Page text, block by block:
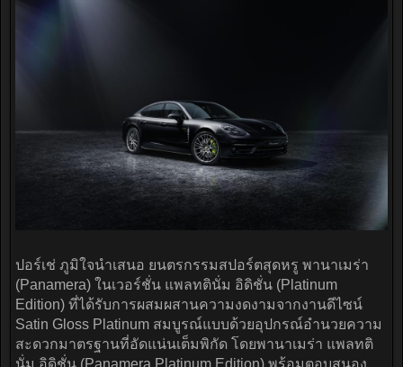
ปอร์เช่ ภูมิใจนำเสนอ ยนตรกรรมสปอร์ตสุดหรู พานาเมร่า
(Panamera) ในเวอร์ชั่น แพลทตินั่ม อิดิชั่น (Platinum
Edition) ที่ได้รับการผสมผสานความงดงามจากงานดีไซน์
Satin Gloss Platinum สมบูรณ์แบบด้วยอุปกรณ์อำนวยความ
สะดวกมาตรฐานที่อัดแน่นเต็มพิกัด โดยพานาเมร่า แพลทติ
นั่ม อิดิชั่น (Panamera Platinum Edition) พร้อมตอบสนอง